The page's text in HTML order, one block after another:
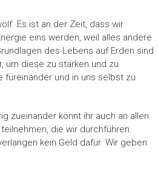
Es ist an der Zeit, dass wir
eins werden, weil alles andere
des Lebens auf Erden sind
um diese zu stärken und zu
füreinander und in uns selbst zu
zueinander könnt ihr auch an allen
die wir durchführen.
kein Geld dafür. Wir geben